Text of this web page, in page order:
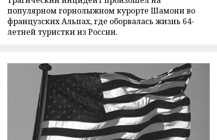
популярном горнолыжном курорте Шамони во
французских Альпах, где оборвалась жизнь 64-
летней туристки из России.